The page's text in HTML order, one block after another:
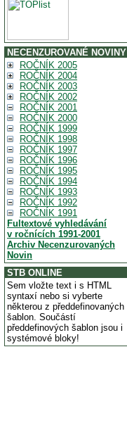
NECENZUROVANÉ NOVINY
ROČNÍK 2005
ROČNÍK 2004
ROČNÍK 2003
ROČNÍK 2002
ROČNÍK 2001
ROČNÍK 2000
ROČNÍK 1999
ROČNÍK 1998
ROČNÍK 1997
ROČNÍK 1996
ROČNÍK 1995
ROČNÍK 1994
ROČNÍK 1993
ROČNÍK 1992
ROČNÍK 1991
Fultextové vyhledávání
v ročnících 1991-2001
Archiv Necenzurovaných
Novin
STB ONLINE
Sem vložte text i s HTML
syntaxí nebo si vyberte
některou z předdefinovaných
šablon. Součástí
předdefinových šablon jsou i
systémové bloky!